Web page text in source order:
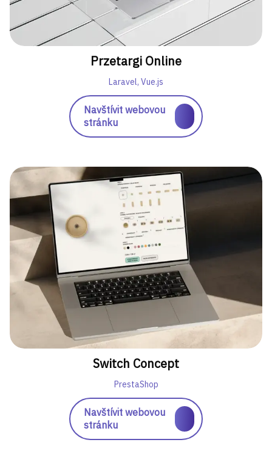
Przetargi Online
Laravel, Vue.js
Navštívit webovou
stránku
Switch Concept
PrestaShop
Navštívit webovou
stránku